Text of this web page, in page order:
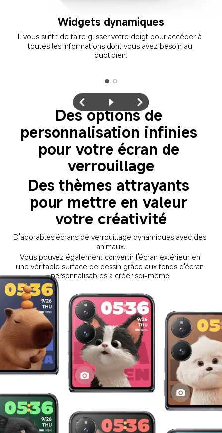
Widgets dynamiques
Il vous suffit de faire glisser votre doigt pour accéder à
toutes les informations dont vous avez besoin au
quotidien.
Des options de
personnalisation infinies
pour votre écran de
verrouillage
Des thèmes attrayants
pour mettre en valeur
votre créativité
D'adorables écrans de verrouillage dynamiques avec des
animaux.
Vous pouvez également convertir l'écran extérieur en
une véritable surface de dessin grâce aux fonds d'écran
personnalisables à créer soi-même.